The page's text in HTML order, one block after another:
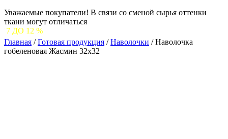
Уважаемые покупатели! В связи со сменой сырья оттенки
ткани могут отличаться
Главная /Готовая продукция /Наволочки /Наволочка
гобеленовая Жасмин 32х32